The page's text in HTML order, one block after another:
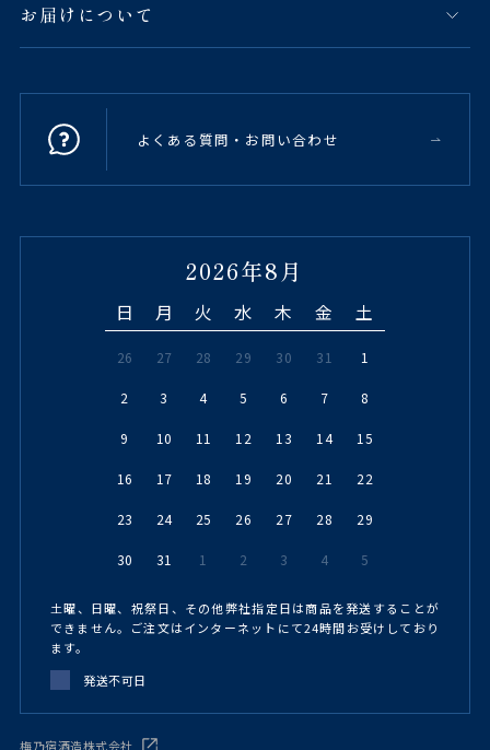
お届けについて
よくある質問・お問い合わせ
2026年8月
日 月 火 水 木 金 土
26 27 28 29 30 31 1
2 3 4 5 6 7 8
9 10 11 12 13 14 15
16 17 18 19 20 21 22
23 24 25 26 27 28 29
30 31 1 2 3 4 5
土曜、日曜、祝祭日、その他弊社指定日は商品を発送することが
できません。ご注文はインターネットにて24時間お受けしており
ます。
発送不可日
梅乃宿酒造株式会社